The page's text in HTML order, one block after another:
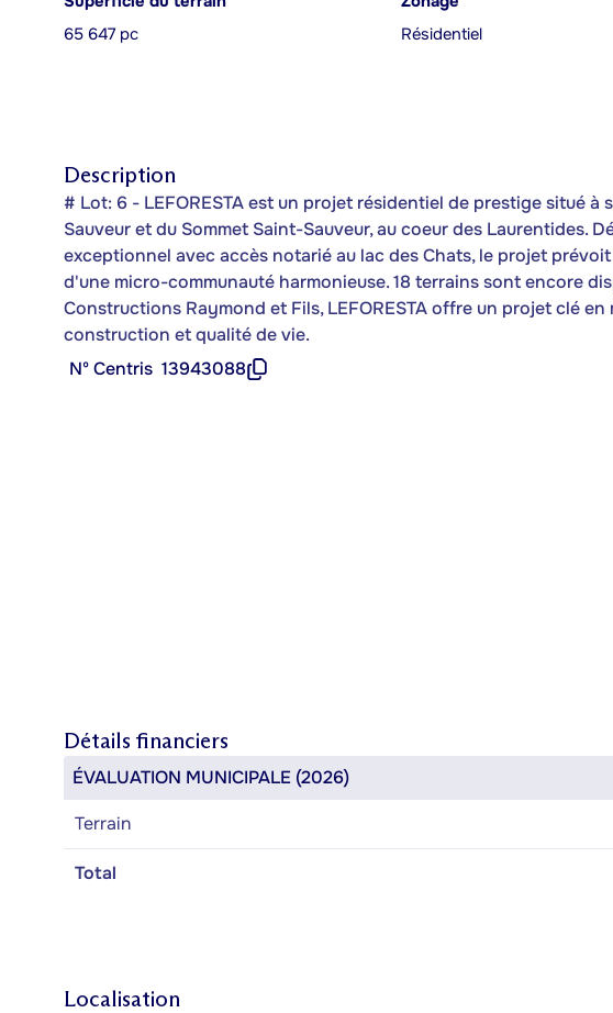
65 647 pc
Résidentiel
Description
# Lot: 6 - LEFORESTA est un projet résidentiel de prestige situé à
Sauveur et du Sommet Saint-Sauveur, au coeur des Laurentides.
exceptionnel avec accès notarié au lac des Chats, le projet
d'une micro-communauté harmonieuse. 18 terrains sont encore
Constructions Raymond et Fils, LEFORESTA offre un projet clé
construction et qualité de vie.
Nº Centris 13943088
Détails financiers
ÉVALUATION MUNICIPALE (2026)
Terrain
Total
Localisation